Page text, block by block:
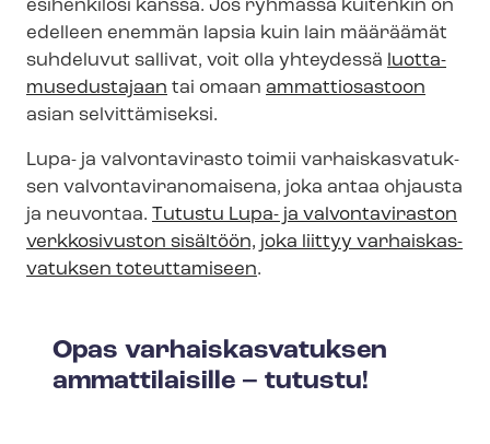
esihenkilösi kanssa. Jos ryhmässä kuitenkin on
edelleen enemmän lapsia kuin lain määräämät
suhdeluvut sallivat, voit olla yhteydessä luot­ta­
muse­dus­ta­jaan tai omaan ammattiosastoon
asian selvittämiseksi.
Lupa- ja valvontavirasto toimii var­hais­kas­va­tuk­
sen val­von­ta­vi­ran­omai­se­na, joka antaa ohjausta
ja neuvontaa. Tutustu Lupa- ja valvontaviraston
verkkosivuston sisältöön, joka liittyy var­hais­kas­
va­tuk­sen toteuttamiseen.
Opas var­hais­kas­va­tuk­sen
ammattilaisille – tutustu!